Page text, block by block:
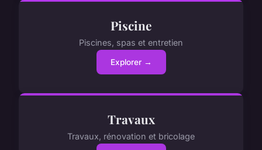
Piscine
Piscines, spas et entretien
Explorer →
Travaux
Travaux, rénovation et bricolage